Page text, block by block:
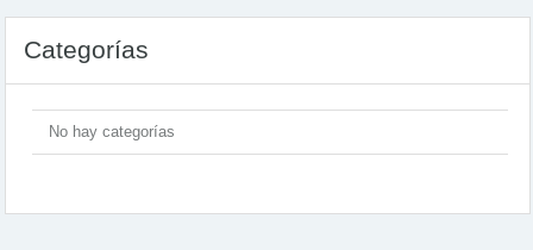
Categorías
No hay categorías